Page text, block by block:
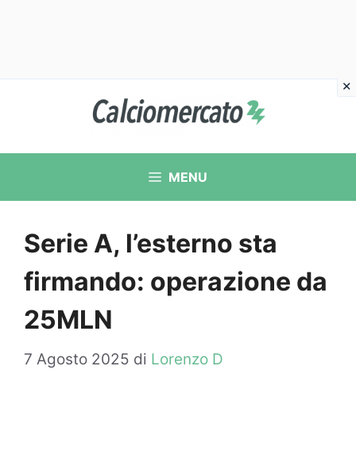
contenuto
MENU
Serie A, l’esterno sta
firmando: operazione da
25MLN
7 Agosto 2025 di Lorenzo D